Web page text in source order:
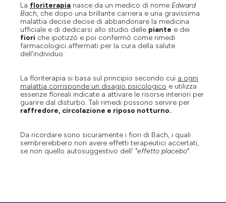
La floriterapia nasce da un medico di nome Edward
Bach, che dopo una brillante carriera e una gravissima
malattia decise decise di abbandonare la medicina
ufficiale e di dedicarsi allo studio delle piante e dei
fiori che ipotizzò e poi confermò come rimedi
farmacologici affermati per la cura della salute
dell'individuo.
La floriterapia si basa sul principio secondo cui a ogni
malattia corrisponde un disagio psicologico e utilizza
essenze floreali indicate a attivare le risorse interiori per
guarire dal disturbo. Tali rimedi possono servire per
raffredore, circolazione e riposo notturno.
Da ricordare sono sicuramente i fiori di Bach, i quali
sembrerebbero non avere effetti terapeutici accertati,
se non quello autosuggestivo dell' "effetto placebo".